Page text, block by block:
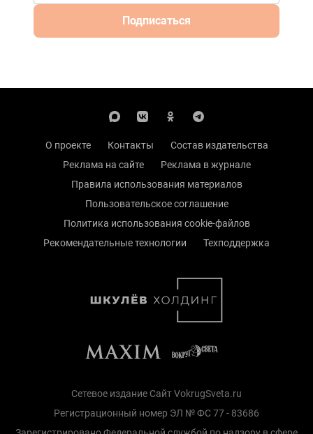
Подписаться
О проекте Контакты
Состав издательства
Реклама на сайте
Реклама в журнале
Правила использования материалов
Пользовательское соглашение
Политика использования cookie-файлов
Рекомендательные технологии
Техподдержка
Сетевое издание Сайт VokrugSveta.ru
Регистрационный номер ЭЛ № ФС 77 - 83686